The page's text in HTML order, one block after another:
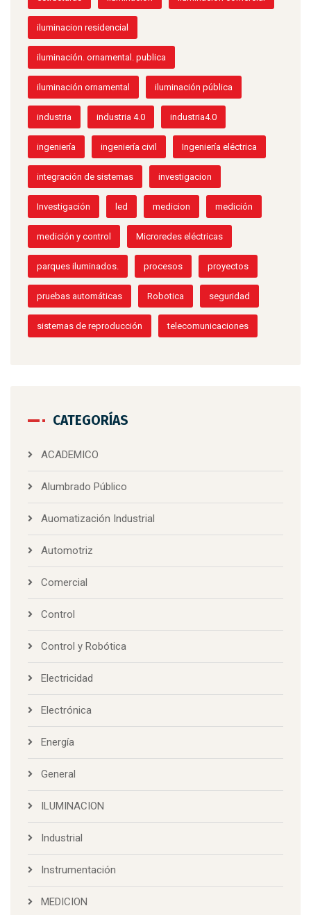
iluminacion residencial
iluminación. ornamental. publica
iluminación ornamental iluminación pública
industria industria 4.0 industria4.0
ingeniería ingeniería civil Ingeniería eléctrica
integración de sistemas investigacion
Investigación led medicion medición
medición y control Microredes eléctricas
parques iluminados. procesos proyectos
pruebas automáticas Robotica seguridad
sistemas de reproducción telecomunicaciones
CATEGORÍAS
ACADEMICO
Alumbrado Público
Auomatización Industrial
Automotriz
Comercial
Control
Control y Robótica
Electricidad
Electrónica
Energía
General
ILUMINACION
Industrial
Instrumentación
MEDICION